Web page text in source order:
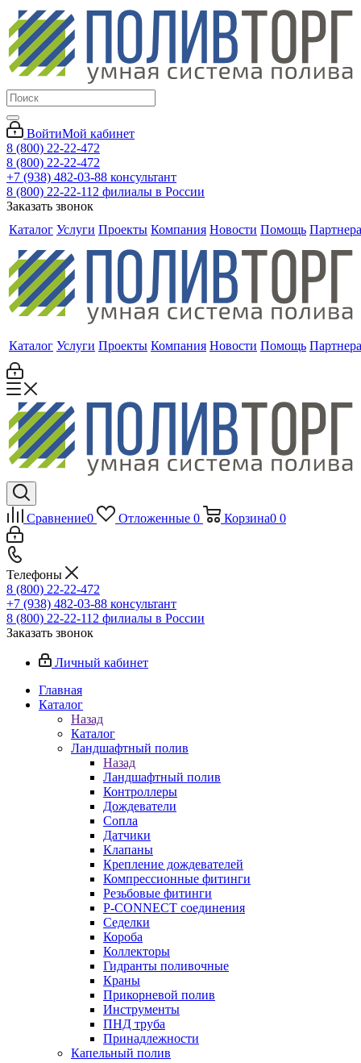
ВойтиМой кабинет
8 (800) 22-22-472
8 (800) 22-22-472
+7 (938) 482-03-88 консультант
8 (800) 22-22-112 филиалы в России
Заказать звонок
Каталог Услуги Проекты Компания Новости Помощь
Каталог Услуги Проекты Компания Новости Помощь
Сравнение0 Отложенные 0 Корзина0 0
Телефоны
8 (800) 22-22-472
+7 (938) 482-03-88 консультант
8 (800) 22-22-112 филиалы в России
Заказать звонок
Личный кабинет
Главная
Каталог
Назад
Каталог
Ландшафтный полив
Назад
Ландшафтный полив
Контроллеры
Дождеватели
Сопла
Датчики
Клапаны
Крепление дождевателей
Компрессионные фитинги
Резьбовые фитинги
P-CONNECT соединения
Седелки
Короба
Коллекторы
Гидранты поливочные
Краны
Прикорневой полив
Инструменты
ПНД труба
Принадлежности
Капельный полив